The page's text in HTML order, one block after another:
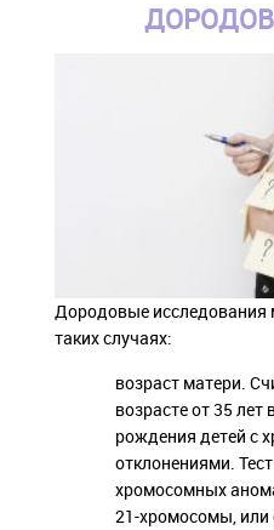
Дородовые исследования
таких случаях:
возраст матери.
возрасте от 35 лет
рождения детей с
отклонениями.
хромосомных
21-хромосомы,